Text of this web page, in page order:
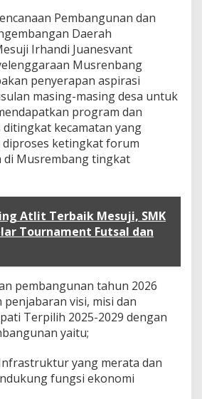
a
r
a
s
k
a
n
V
i
s
i
-
M
d
a
r
o
r
a
m
u
p
a
Pembangunan dan
Daerah
Irhandi Juanesvant
Musrenbang
penyerapan aspirasi
masing-masing desa untuk
program dan
kecamatan yang
ketingkat forum
di Musrembang tingkat
Atlit Terbaik Mesuji, SMK
Tournament Futsal dan
pembangunan tahun 2026
visi, misi dan
Terpilih 2025-2029 dengan
yaitu;
yang merata dan
fungsi ekonomi